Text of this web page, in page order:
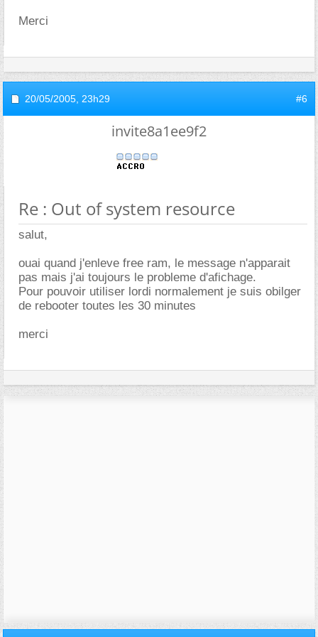
Merci
20/05/2005, 23h29 #6
invite8a1ee9f2
Re : Out of system resource
salut,
ouai quand j'enleve free ram, le message n'apparait
pas mais j'ai toujours le probleme d'afichage.
Pour pouvoir utiliser lordi normalement je suis obilger
de rebooter toutes les 30 minutes
merci